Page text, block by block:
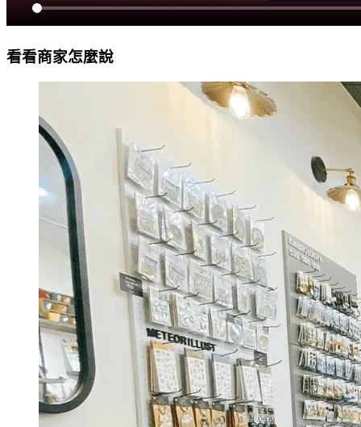
看看商家怎麼說